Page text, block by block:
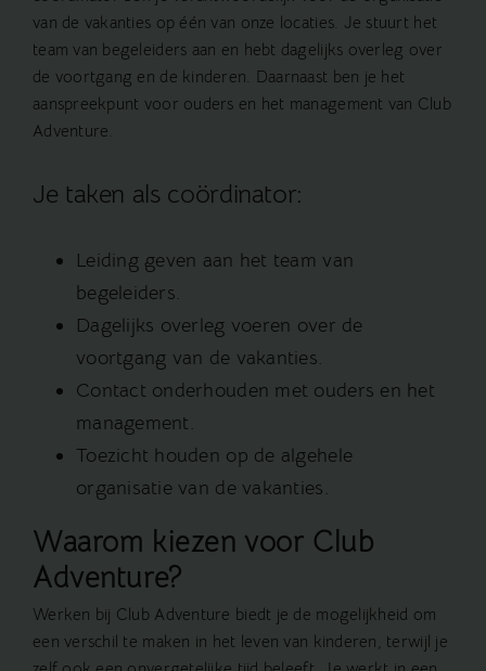
van de vakanties op één van onze locaties. Je stuurt het
team van begeleiders aan en hebt dagelijks overleg over
de voortgang en de kinderen. Daarnaast ben je het
aanspreekpunt voor ouders en het management van Club
Adventure.
Je taken als coördinator:
Leiding geven aan het team van
begeleiders.
Dagelijks overleg voeren over de
voortgang van de vakanties.
Contact onderhouden met ouders en het
management.
Toezicht houden op de algehele
organisatie van de vakanties.
Waarom kiezen voor Club
Adventure?
Werken bij Club Adventure biedt je de mogelijkheid om
een verschil te maken in het leven van kinderen, terwijl je